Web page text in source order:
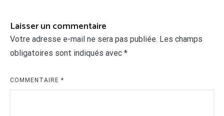
Laisser un commentaire
Votre adresse e-mail ne sera pas publiée. Les champs
obligatoires sont indiqués avec *
COMMENTAIRE *